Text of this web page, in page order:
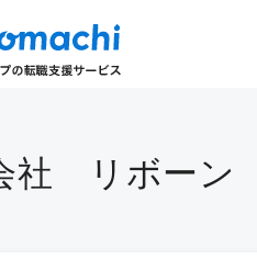
社 リボーン